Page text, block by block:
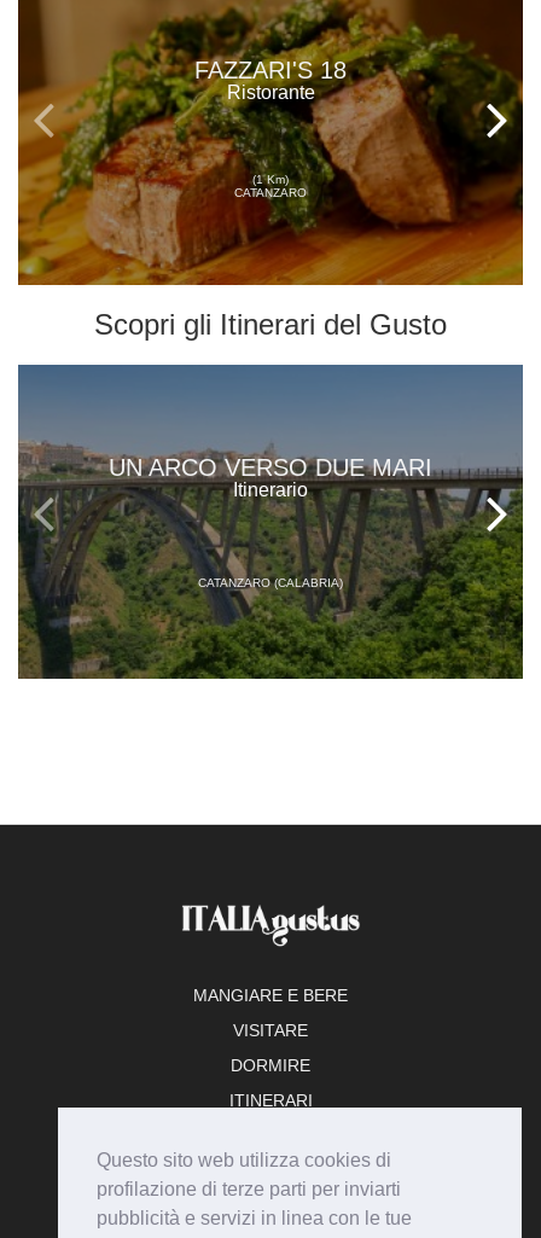
Questo sito web utilizza cookies di
profilazione di terze parti per inviarti
pubblicità e servizi in linea con le tue
FAZZARI'S 18
Ristorante
(1 Km)
CATANZARO
Scopri gli Itinerari del Gusto
UN ARCO VERSO DUE MARI
Itinerario
CATANZARO (CALABRIA)
MANGIARE E BERE
VISITARE
DORMIRE
ITINERARI
ADERISCI